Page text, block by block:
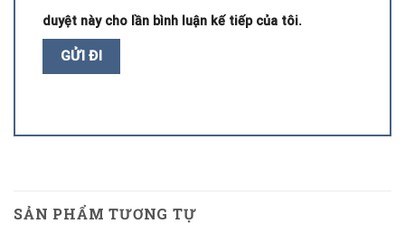
duyệt này cho lần bình luận kế tiếp của tôi.
SẢN PHẨM TƯƠNG TỰ